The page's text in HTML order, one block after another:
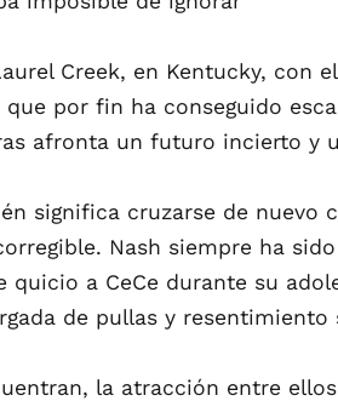
Creek, en Kentucky,
por fin ha conseguido
afronta un futuro incierto y
significa cruzarse de
Nash siempre ha
quicio a CeCe durante su
de pullas y
la atracción entre